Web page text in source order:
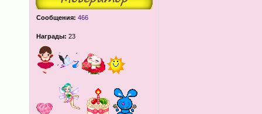
Сообщения: 466
Награды: 23